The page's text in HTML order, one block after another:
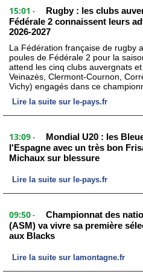
15:01 -
Rugby : les clubs
Fédérale 2 connaissent leurs
2026-2027
La Fédération française de rugby
poules de Fédérale 2 pour la
attend les cinq clubs auvergnats
Veinazès, Clermont-Cournon,
Vichy) engagés dans ce
Lire la suite sur le-pays.fr
13:09 -
Mondial U20 : les
l'Espagne avec un très bon
Michaux sur blessure
Lire la suite sur le-pays.fr
09:50 -
Championnat des
(ASM) va vivre sa première
aux Blacks
Lire la suite sur lamontagne.fr